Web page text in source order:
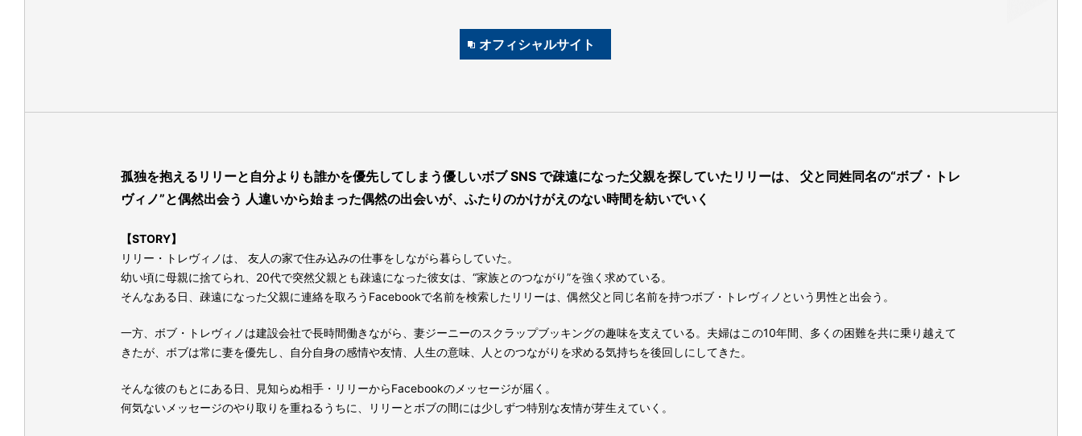
オフィシャルサイト
孤独を抱えるリリーと自分よりも誰かを優先してしまう優しいボブ SNS で疎遠になった父親を探していたリリーは、 父と同姓同名の“ボブ・トレ
ヴィノ”と偶然出会う 人違いから始まった偶然の出会いが、ふたりのかけがえのない時間を紡いでいく
【STORY】
リリー・トレヴィノは、 友人の家で住み込みの仕事をしながら暮らしていた。
幼い頃に母親に捨てられ、20代で突然父親とも疎遠になった彼女は、“家族とのつながり”を強く求めている。
そんなある日、疎遠になった父親に連絡を取ろうFacebookで名前を検索したリリーは、偶然父と同じ名前を持つボブ・トレヴィノという男性と出会う。
一方、ボブ・トレヴィノは建設会社で長時間働きながら、妻ジーニーのスクラップブッキングの趣味を支えている。夫婦はこの10年間、多くの困難を共に乗り越えて
きたが、ボブは常に妻を優先し、自分自身の感情や友情、人生の意味、人とのつながりを求める気持ちを後回しにしてきた。
そんな彼のもとにある日、見知らぬ相手・リリーからFacebookのメッセージが届く。
何気ないメッセージのやり取りを重ねるうちに、リリーとボブの間には少しずつ特別な友情が芽生えていく。